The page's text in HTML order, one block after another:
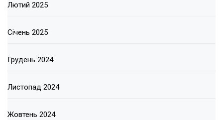
Лютий 2025
Січень 2025
Грудень 2024
Листопад 2024
Жовтень 2024